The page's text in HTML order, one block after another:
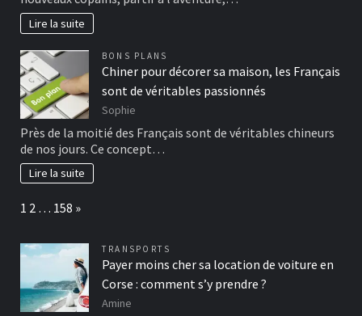
Lire la suite
BONS PLANS
Chiner pour décorer sa maison, les Français
sont de véritables passionnés
Sophie
Près de la moitié des Français sont de véritables chineurs
de nos jours. Ce concept…
Lire la suite
Page:
1 2 … 158 Next
»
TRANSPORTS
Payer moins cher sa location de voiture en
Corse : comment s’y prendre ?
Amine